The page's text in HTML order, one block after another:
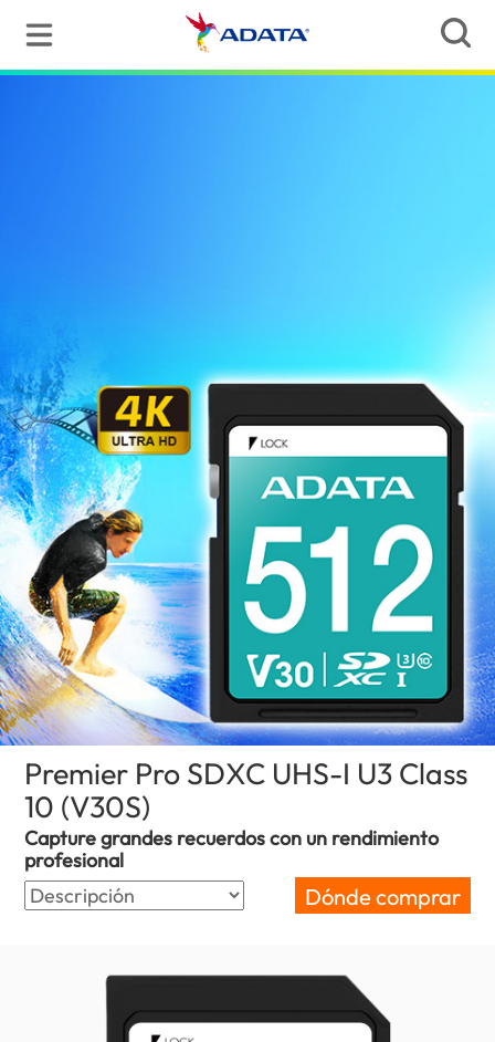
Premier Pro SDXC UHS-I U3 Class
10 (V30S)
Capture grandes recuerdos con un rendimiento
profesional
Dónde comprar